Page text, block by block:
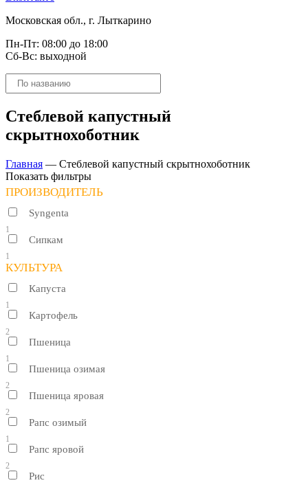
Московская обл., г. Лыткарино
Пн-Пт: 08:00 до 18:00
Сб-Вс: выходной
Поиск
товаров
Стеблевой капустный
скрытнохоботник
Главная — Стеблевой капустный скрытнохоботник
Показать фильтры
ПРОИЗВОДИТЕЛЬ
Syngenta
1
Сипкам
1
КУЛЬТУРА
Капуста
1
Картофель
2
Пшеница
1
Пшеница озимая
2
Пшеница яровая
2
Рапс озимый
1
Рапс яровой
2
Рис